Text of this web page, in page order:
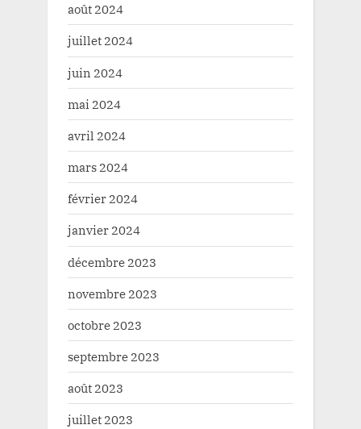
août 2024
juillet 2024
juin 2024
mai 2024
avril 2024
mars 2024
février 2024
janvier 2024
décembre 2023
novembre 2023
octobre 2023
septembre 2023
août 2023
juillet 2023